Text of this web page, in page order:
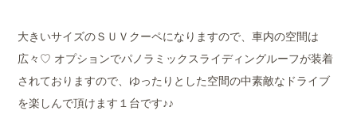
大きいサイズのＳＵＶクーペになりますので、車内の空間は
広々♡ オプションでパノラミックスライディングルーフが装着
されておりますので、ゆったりとした空間の中素敵なドライブ
を楽しんで頂けます１台です♪♪